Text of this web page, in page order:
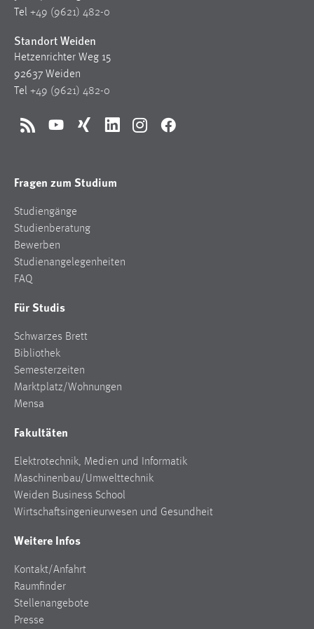
Tel +49 (9621) 482-0
Standort Weiden
Hetzenrichter Weg 15
92637 Weiden
Tel +49 (9621) 482-0
RSS YouTubeXing LinkedInInstagramFacebook
Fragen zum Studium
Studiengänge
Studienberatung
Bewerben
Studienangelegenheiten
FAQ
Für Studis
Schwarzes Brett
Bibliothek
Semesterzeiten
Marktplatz/Wohnungen
Mensa
Fakultäten
Elektrotechnik, Medien und Informatik
Maschinenbau/Umwelttechnik
Weiden Business School
Wirtschaftsingenieurwesen und Gesundheit
Weitere Infos
Kontakt/Anfahrt
Raumfinder
Stellenangebote
Presse
1 Jahr
Performance
Name:
staticfilecache
Zweck:
Name:
site-language-preference
Zweck:
Cookie Laufzeit:
Chat
Name:
Wird benötigt um die Chatfunktion nutzen zu können.
Cookie Laufzeit:
MibewSessionID, mibew-chat-frame-style-
5e9dbeb1811c0446 = Sitzungslaufzeit, mibew_locale = 3
Login
Name: